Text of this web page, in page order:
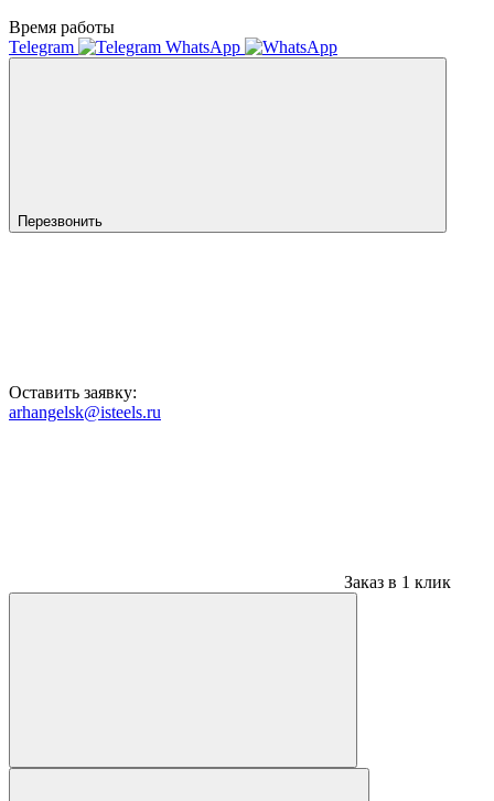
Время работы
Telegram
WhatsApp
Перезвонить
Оставить заявку:
arhangelsk@isteels.ru
Заказ в 1 клик